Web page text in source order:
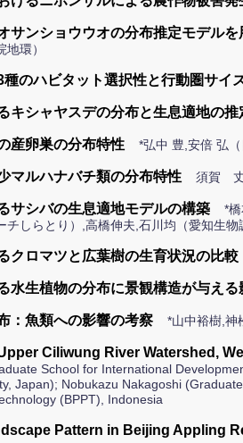
サンショウウオの分布推定モデル
環）
種のハビタット選択性と行動圏サ
キシャヤスデの分布と生息適地の推
産卵巣の分布特性 *弘中 豊,安倍 弘
マルハナバチ類の分布特性 須賀 丈
サシバの生息適地モデルの構築
*
しらとり）,高橋伸夫,石川均（愛知生物
クロマツと広葉樹の生育状況の比較
水生植物の分布に景観構造が与える
：魚類への影響の考察 *山中裕樹,神
Ciliwung River Watershed,
School for International
Japan); Nobukazu Nakagoshi
(BPPT), Indonesia
Pattern in Beijing Appling